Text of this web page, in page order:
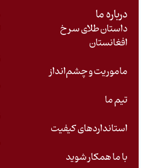
درباره ما
داستان طلای سرخ
افغانستان
ماموریت و چشم‌انداز
تیم ما
استانداردهای کیفیت
با ما همکار شوید